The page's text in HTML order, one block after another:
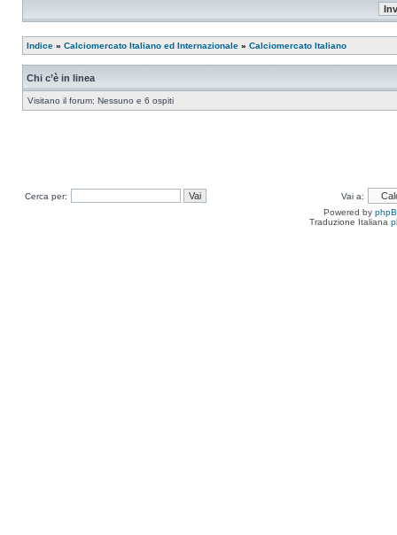
Indice » Calciomercato Italiano ed Internazionale » Calciomercato Italiano
Chi c’è in linea
Visitano il forum: Nessuno e 6 ospiti
Cerca per:
Vai a:
Powered by
Traduzione Italiana